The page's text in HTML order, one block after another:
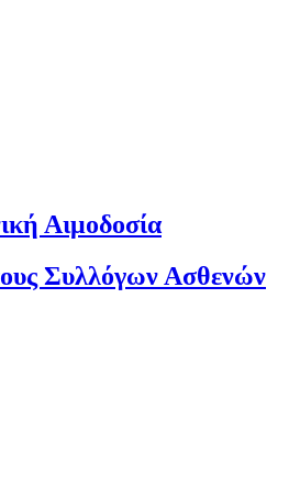
Αιμοδοσία
Συλλόγων Ασθενών